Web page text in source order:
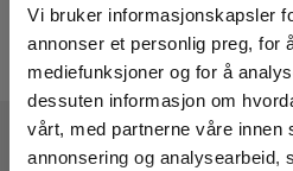
Vi bruker informasjonskapsler
annonser et personlig preg, for
mediefunksjoner og for å
dessuten informasjon om
vårt, med partnerne våre innen
annonsering og analysearbeid,